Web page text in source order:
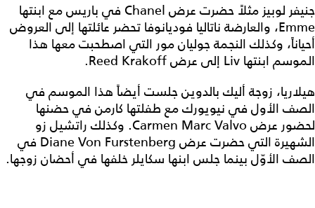
جنيفر لوبيز مثلاً حضرت عرض Chanel في باريس مع ابنتها
Emme، والعارضة ناتاليا فوديانوفا تحضر عائلتها إلى العروض
أحياناً، وكذلك النجمة جوليان مور التي اصطحبت معها هذا
الموسم ابنتها Liv إلى عرض Reed Krakoff.
هيلاريا، زوجة أليك بالدوين جلست أيضاً هذا الموسم في
الصف الأول في نيويورك مع طفلتها كارمن في حضنها
لحضور عرض Carmen Marc Valvo. وكذلك راتشيل زو
الشهيرة التي حضرت عرض Diane Von Furstenberg في
الصف الأوّل بينما جلس ابنها سكايلر خلفها في أحضان زوجها.